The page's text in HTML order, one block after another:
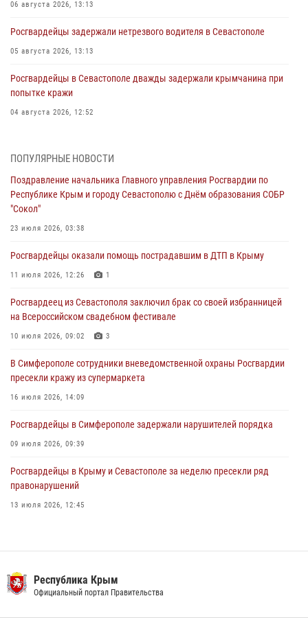
06 августа 2026, 13:13
Росгвардейцы задержали нетрезвого водителя в Севастополе
05 августа 2026, 13:13
Росгвардейцы в Севастополе дважды задержали крымчанина при
попытке кражи
04 августа 2026, 12:52
мужчину
Росгвардия в Крыму и Севастополе задержала ряд
правонарушителей
03 августа 2026, 14:08
В Симферополе росгвардейцы задержали гражданина,
подозреваемого в совершении серии краж
Росгвардейцы оперативно задержали нарушителя на охраняемом
объекте в Севастополе
ПОПУЛЯРНЫЕ НОВОСТИ
Поздравление начальника Главного управления Росгвардии по
Республике Крым и городу Севастополю с Днём образования СОБР
"Сокол"
23 июля 2026, 03:38
Росгвардейцы оказали помощь пострадавшим в ДТП в Крыму
11 июля 2026, 12:26 1
Росгвардеец из Севастополя заключил брак со своей избранницей
на Всероссийском свадебном фестивале
10 июля 2026, 09:02 3
В Симферополе сотрудники вневедомственной охраны Росгвардии
пресекли кражу из супермаркета
16 июля 2026, 14:09
Росгвардейцы в Симферополе задержали нарушителей порядка
09 июля 2026, 09:39
Росгвардейцы в Крыму и Севастополе за неделю пресекли ряд
правонарушений
13 июля 2026, 12:45
В Ялте росгвардейцы задержали подозреваемого в краже
Республика Крым
Официальный портал Правительства